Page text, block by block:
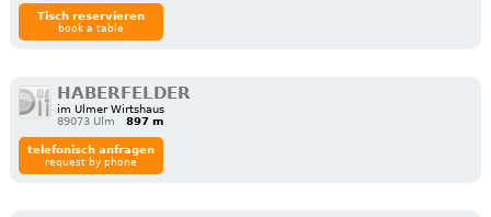
Tisch reservieren
book a table
HABERFELDER
im Ulmer Wirtshaus
89073 Ulm
897 m
telefonisch anfragen
request by phone